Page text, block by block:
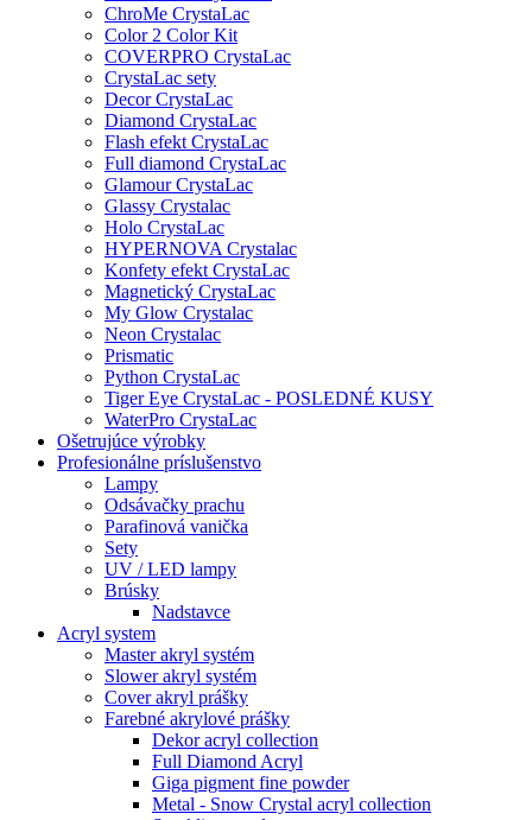
ChroMe CrystaLac
Color 2 Color Kit
COVERPRO CrystaLac
CrystaLac sety
Decor CrystaLac
Diamond CrystaLac
Flash efekt CrystaLac
Full diamond CrystaLac
Glamour CrystaLac
Glassy Crystalac
Holo CrystaLac
HYPERNOVA Crystalac
Konfety efekt CrystaLac
Magnetický CrystaLac
My Glow Crystalac
Neon Crystalac
Prismatic
Python CrystaLac
Tiger Eye CrystaLac - POSLEDNÉ KUSY
WaterPro CrystaLac
Ošetrujúce výrobky
Profesionálne príslušenstvo
Lampy
Odsávačky prachu
Parafinová vanička
Sety
UV / LED lampy
Brúsky
Nadstavce
Acryl system
Master akryl systém
Slower akryl systém
Cover akryl prášky
Farebné akrylové prášky
Dekor acryl collection
Full Diamond Acryl
Giga pigment fine powder
Metal - Snow Crystal acryl collection